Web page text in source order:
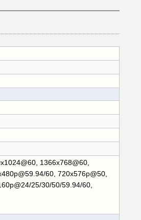
1366x768@60,
60, 720x576p@50,
25/30/50/59.94/60,